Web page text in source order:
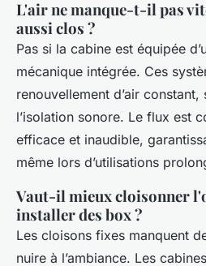
L'air ne manque-t-il pas
aussi clos ?
Pas si la cabine est équipée
mécanique intégrée. Ces
renouvellement d’air
l’isolation sonore. Le flux est
efficace et inaudible,
même lors d’utilisations
Vaut-il mieux cloisonner
installer des box ?
Les cloisons fixes manquent
nuire à l’ambiance. Les